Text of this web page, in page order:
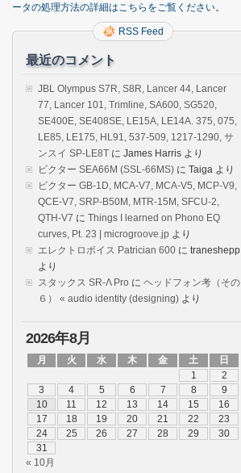
ータの処理方法の詳細はこちらをご覧ください。
RSS Feed
最近のコメント
JBL Olympus S7R, S8R, Lancer 44, Lancer
77, Lancer 101, Trimline, SA600, SG520,
SE400E, SE408SE, LE15A, LE14A. 375, 075,
LE85, LE175, HL91, 537-509, 1217-1290, サ
ンスイ SP-LE8T に James Harris より
ビクター SEA66M (SSL-66MS) に Taiga より
ビクター GB-1D, MCA-V7, MCA-V5, MCP-V9,
QCE-V7, SRP-B50M, MTR-15M, SFCU-2,
QTH-V7 に Things I learned on Phono EQ
curves, Pt. 23 | microgroove.jp より
エレクトロボイス Patrician 600 に traneshepp
より
スタックス SR-Λ Pro に ヘッドフォン考（その
６） « audio identity (designing) より
2026年8月
月 火 水 木 金 土
日
1
2
3
4 5 6 7 8
9
10
11 12 13 14 15
16
17
18 19 20 21 22
23
24
25 26 27 28 29
30
31
« 10月